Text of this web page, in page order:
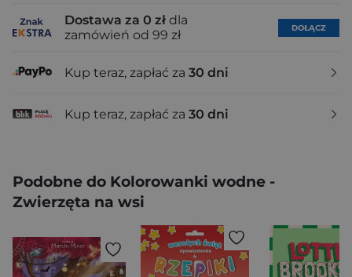
Dostawa za 0 zł dla
zamówień od 99 zł
DOŁĄCZ
Kup teraz, zapłać za 30 dni
Kup teraz, zapłać za 30 dni
Podobne do Kolorowanki wodne -
Zwierzęta na wsi